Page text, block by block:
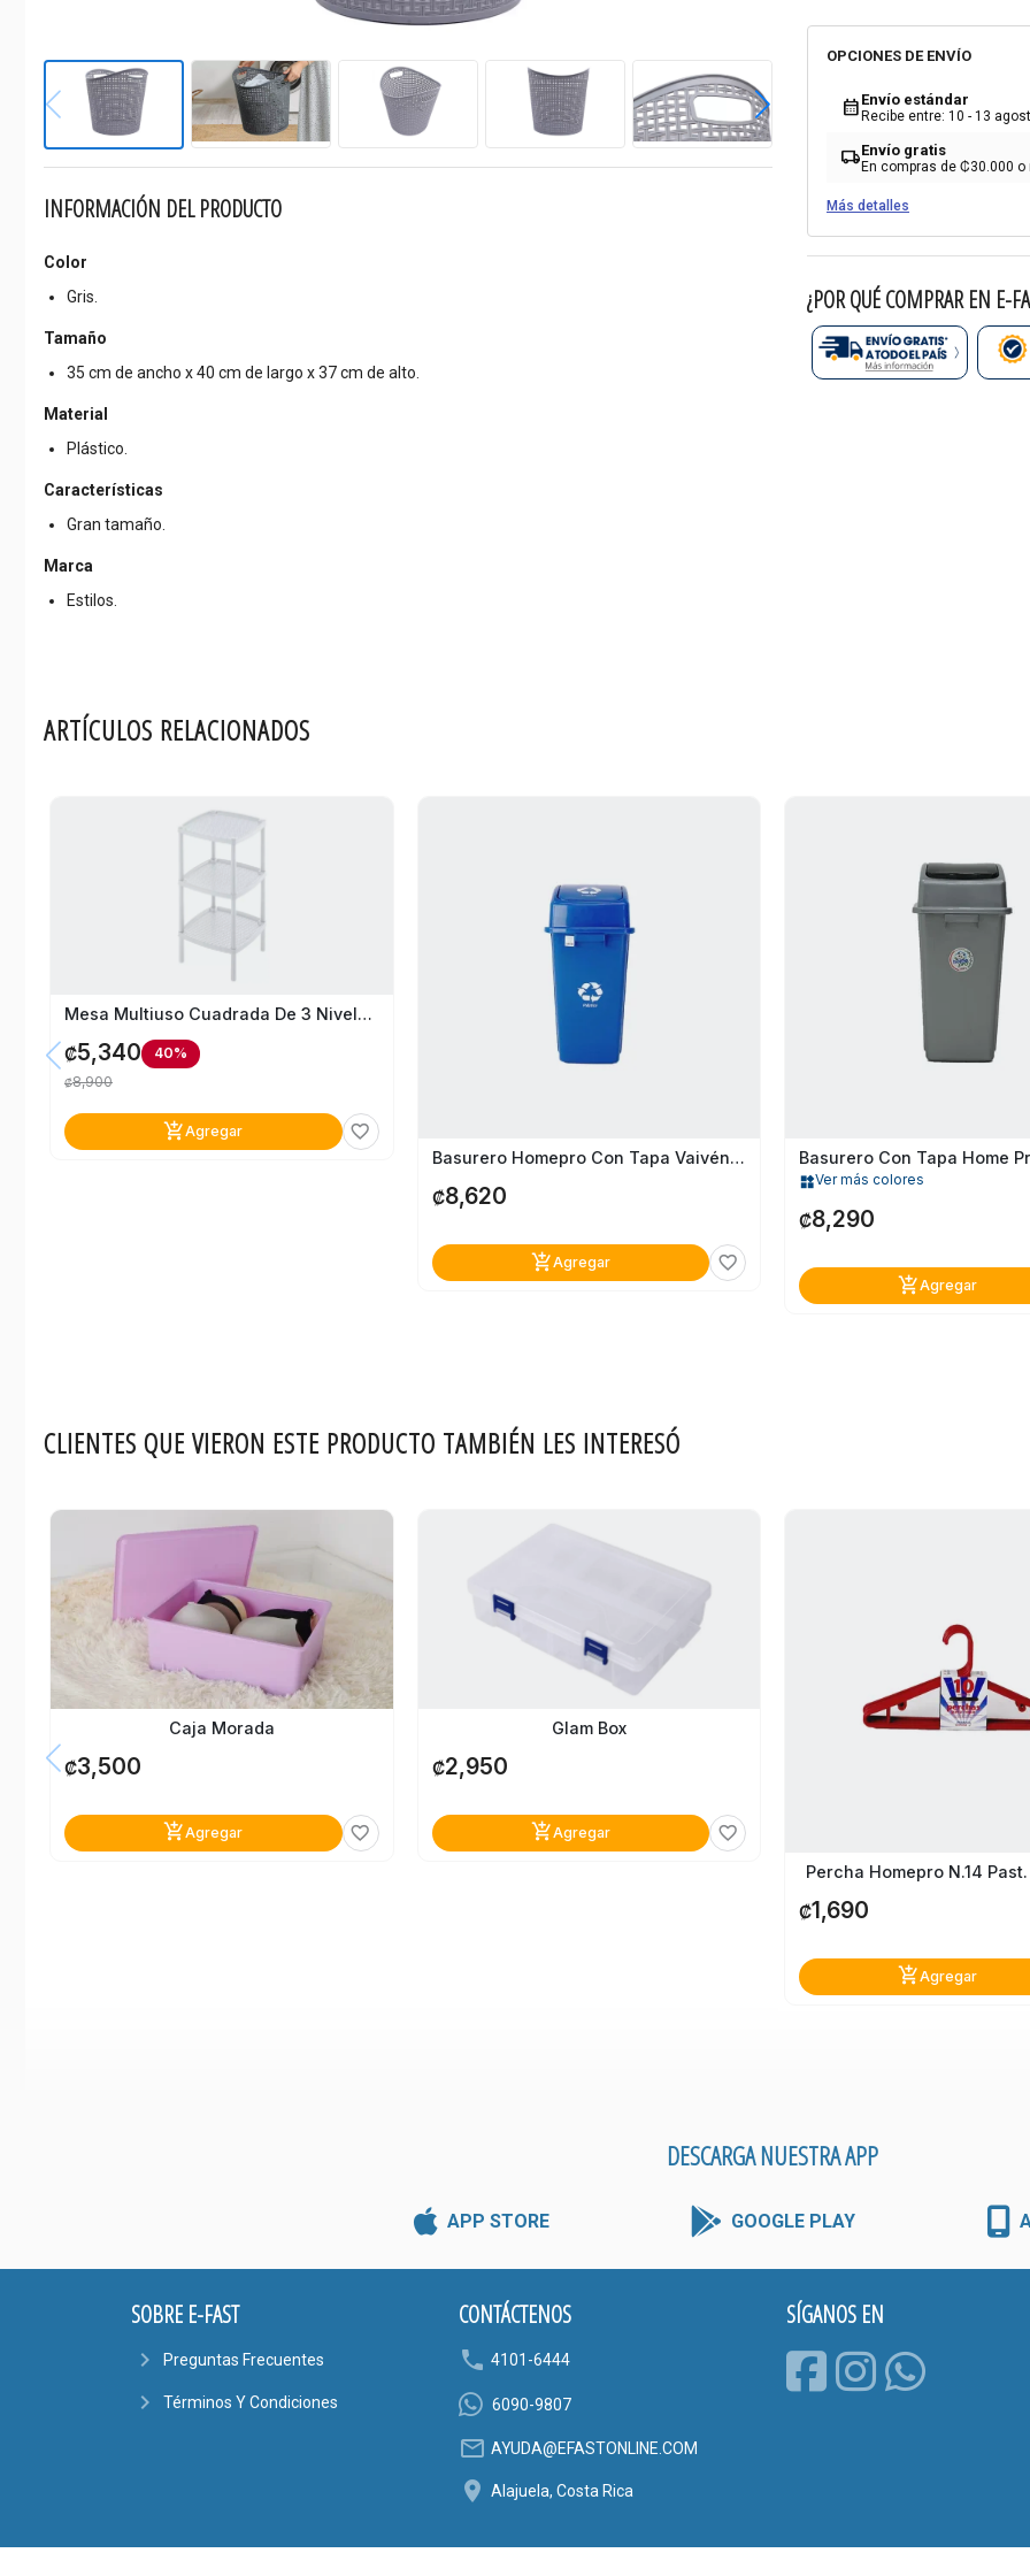
INFORMACIÓN DEL PRODUCTO
Color
Gris.
Tamaño
35 cm de ancho x 40 cm de largo x 37 cm de alto.
Material
Plástico.
Características
Gran tamaño.
Marca
Estilos.
OPCIONES DE ENVÍO
calendar_month Envío estándar
Recibe entre: 10 - 13
local_shippingEnvío gratis
En compras de ₡30.000 o
Más detalles
¿POR QUÉ COMPRAR EN E-
ARTÍCULOS RELACIONADOS
Mesa Multiuso Cuadrada De 3 Niveles Rimax Blanca
₡5,340 40%
₡8,900
add_shopping_cartAgregar favorite_border
Basurero Homepro Con Tapa Vaivén 42 Litros Plástico Azul
₡8,620
add_shopping_cartAgregar favorite_border
widgetsVer más colores
₡8,290
add_shopping_cartAgregar
CLIENTES QUE VIERON ESTE PRODUCTO TAMBIÉN LES INTERESÓ
Caja Morada
₡3,500
add_shopping_cartAgregar favorite_border
Glam Box
₡2,950
add_shopping_cartAgregar favorite_border
Percha Homepro N.14
₡1,690
add_shopping_cartAgregar
DESCARGA NUESTRA APP
APP STORE GOOGLE PLAY
SOBRE E-FAST
navigate_next Preguntas Frecuentes
navigate_next Términos Y Condiciones
CONTÁCTENOS
phone 4101-6444
6090-9807
mail_outline AYUDA@EFASTONLINE.COM
location_on Alajuela, Costa Rica
SÍGANOS EN